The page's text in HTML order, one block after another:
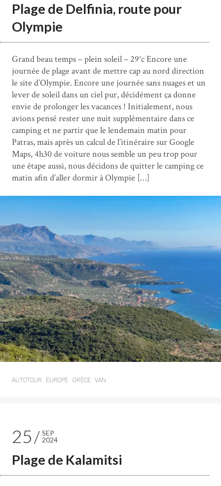
Plage de Delfinia, route pour
Olympie
Grand beau temps – plein soleil – 29°c Encore une
journée de plage avant de mettre cap au nord direction
le site d’Olympie. Encore une journée sans nuages et un
lever de soleil dans un ciel pur, décidément ça donne
envie de prolonger les vacances ! Initialement, nous
avions pensé rester une nuit supplémentaire dans ce
camping et ne partir que le lendemain matin pour
Patras, mais après un calcul de l’itinéraire sur Google
Maps, 4h30 de voiture nous semble un peu trop pour
une étape aussi, nous décidons de quitter le camping ce
matin afin d’aller dormir à Olympie […]
AUTOTOUR EUROPE GRÈCE VAN
25
SEP
2024
Plage de Kalamitsi